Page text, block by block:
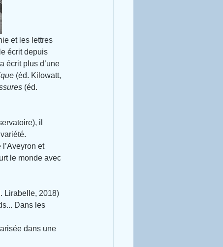
et les lettres
écrit depuis
écrit plus d’une
(éd. Kilowatt,
(éd.
il
et
le monde avec
Lirabelle, 2018)
Dans les
dans une